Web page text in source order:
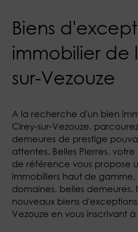
Biens
immobilier de
sur-Vezouze
A la recherche d'un bien
Cirey-sur-Vezouze,
demeures de prestige
attentes. Belles Pierres,
de référence vous propose
immobiliers haut de gamme,
domaines, belles demeures.
nouveaux biens
Vezouze en vous inscrivant